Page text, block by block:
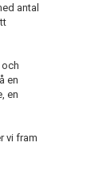
antal
en
en
vi fram